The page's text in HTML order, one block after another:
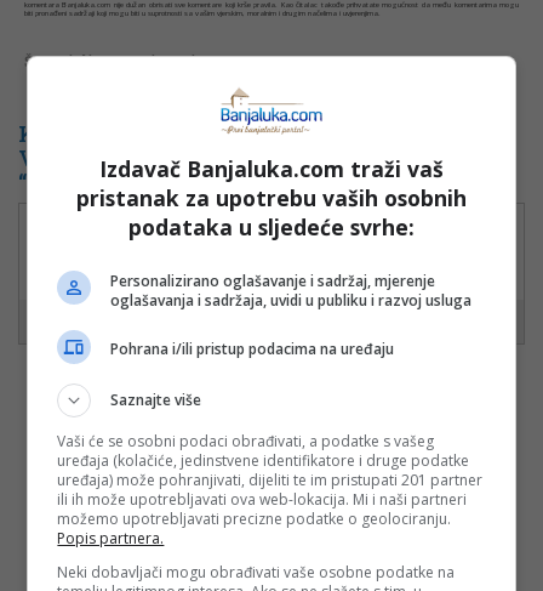
komentara Banjaluka.com nije dužan obrisati sve komentare koji krše pravila. Kao čitalac takođe prihvatate mogućnost da među komentarima mogu
biti pronađeni sadržaji koji mogu biti u suprotnosti sa vašim vjerskim, moralnim i drugim načelima i uvjerenjima.
Šta mislite o ovoj temi?
KOMENTARI NA ČLANAK: LJETO NA
VRBASU: SUTRA DRUGO IZDANJE TRKE
“BANJALUKA SUMMER TRAIL”
Zašto SUMMER TRAIL!!! Je li Banjaluka, je li Ljeto na Vrbasu, je li naše?
Vaša e-mail adresa neće biti objavljena. Sva polja su
obavezna!
Ime*
Email*
Izdavač Banjaluka.com traži vaš
pristanak za upotrebu vaših osobnih
podataka u sljedeće svrhe:
Personalizirano oglašavanje i sadržaj, mjerenje
oglašavanja i sadržaja, uvidi u publiku i razvoj usluga
Pohrana i/ili pristup podacima na uređaju
Saznajte više
Vaši će se osobni podaci obrađivati, a podatke s vašeg
uređaja (kolačiće, jedinstvene identifikatore i druge podatke
uređaja) može pohranjivati, dijeliti te im pristupati 201 partner
ili ih može upotrebljavati ova web-lokacija. Mi i naši partneri
možemo upotrebljavati precizne podatke o geolociranju.
Popis partnera.
Neki dobavljači mogu obrađivati vaše osobne podatke na